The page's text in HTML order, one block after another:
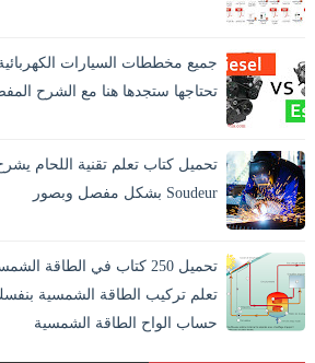
جميع مخططات السيارات الكهربائية
تحتاجها ستجدها هنا مع الشرح
تحميل كتاب تعلم تقنية اللحام
Soudeur بشكل مفصل وبصور
المستقرة لاندم...تحميل 250 كتاب في الطاقة
تعلم تركيب الطاقة الشمسية
حساب الواح الطاقة الشمسية